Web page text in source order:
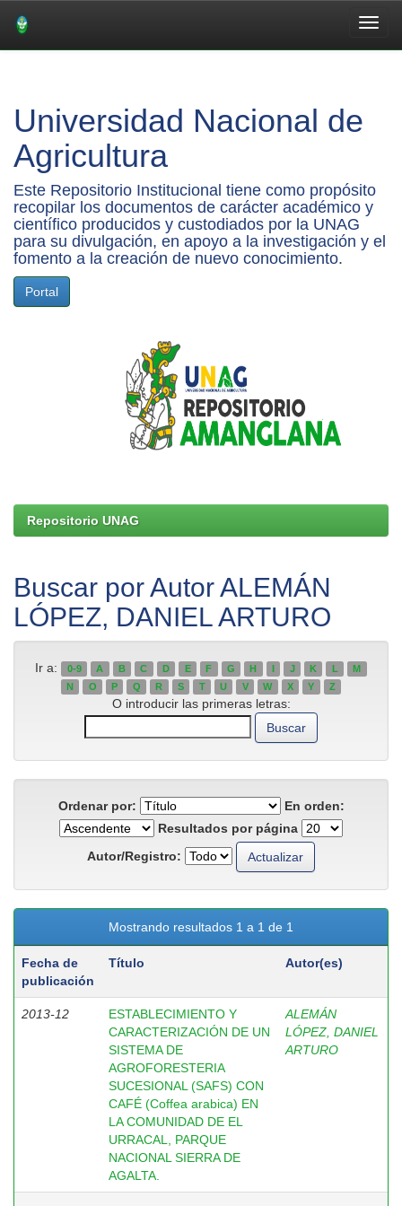
Universidad Nacional de
Agricultura
Este Repositorio Institucional tiene como propósito
recopilar los documentos de carácter académico y
científico producidos y custodiados por la UNAG
para su divulgación, en apoyo a la investigación y el
fomento a la creación de nuevo conocimiento.
Portal
Repositorio UNAG
Buscar por Autor ALEMÁN
LÓPEZ, DANIEL ARTURO
Ir a: 0-9 A B C D E F G H I J K L
M
N
O P Q R S T U V W X Y Z
O introducir las primeras letras:
Ordenar por:
En orden:
Resultados por página
Autor/Registro:
Mostrando resultados 1 a 1 de 1
Fecha de
publicación
Título Autor(es)
2013-12
ESTABLECIMIENTO Y
CARACTERIZACIÓN DE UN
SISTEMA DE
AGROFORESTERIA
SUCESIONAL (SAFS) CON
CAFÉ (Coffea arabica) EN
LA COMUNIDAD DE EL
URRACAL, PARQUE
NACIONAL SIERRA DE
AGALTA.
ALEMÁN
LÓPEZ, DANIEL
ARTURO